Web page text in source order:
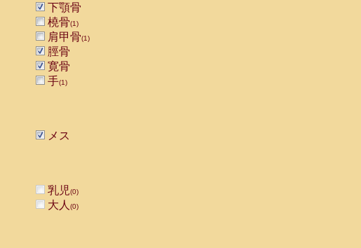
下顎骨
橈骨(1)
肩甲骨(1)
脛骨
寛骨
手(1)
メス
乳児(0)
大人 (0)